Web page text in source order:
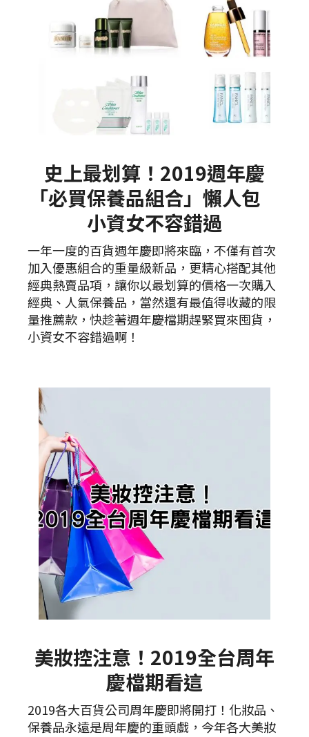
史上最划算！2019週年慶
「必買保養品組合」懶人包
小資女不容錯過
一年一度的百貨週年慶即將來臨，不僅有首次
加入優惠組合的重量級新品，更精心搭配其他
經典熱賣品項，讓你以最划算的價格一次購入
經典、人氣保養品，當然還有最值得收藏的限
量推薦款，快趁著週年慶檔期趕緊買來囤貨，
小資女不容錯過啊！
美妝控注意！2019全台周年
慶檔期看這
2019各大百貨公司周年慶即將開打！化妝品、
保養品永遠是周年慶的重頭戲，今年各大美妝